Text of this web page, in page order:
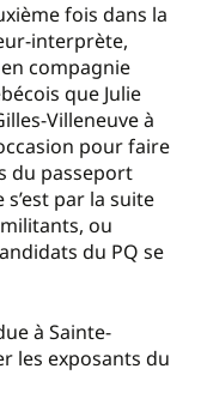
fois dans la
interprète,
en compagnie
que Julie
Villeneuve à
pour faire
du passeport
par la suite
ou
du PQ se
à Sainte-
les exposants du